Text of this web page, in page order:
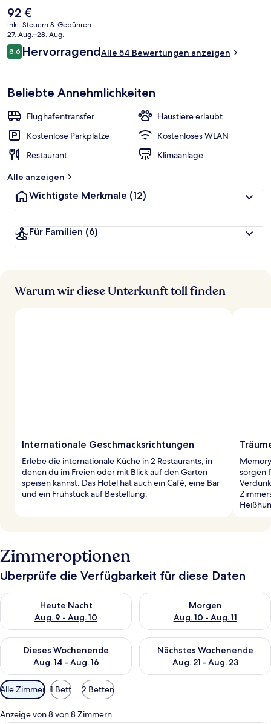
weiteren Annehmlichkeiten dieses Hotels im luxuriösen Stil gehören
eine Snackbar, eine Terrasse und ein Garten.
Der
aktuelle
Preis
beträgt
92 €.
92 €
inkl. Steuern & Gebühren
27. Aug.–28. Aug.
Bewertungen
8,68,6 von 10.
HervorragendAlle 54 Bewertungen anzeigen
Beliebte Annehmlichkeiten
Flughafentransfer
Haustiere erlaubt
Kostenlose Parkplätze
Kostenloses WLAN
Restaurant
Klimaanlage
Alle anzeigen
Wichtigste Merkmale (12)
Für Familien (6)
Warum wir diese Unterkunft toll finden
Internationale Geschmacksrichtungen
Erlebe die internationale Küche in 2 Restaurants, in
denen du im Freien oder mit Blick auf den Garten
speisen kannst. Das Hotel hat auch ein Café, eine Bar
und ein Frühstück auf Bestellung.
sorgen
Zimmeroptionen
Überprüfe die Verfügbarkeit für diese Daten
Heute Nacht
Aug. 9 - Aug. 10
Überprüfe die Verfügbarkeit für heute Nacht, Aug. 9 - Aug.
Morgen
Aug. 10 - Aug. 11
Überprüfe die Verfügbarkeit
Dieses Wochenende
Aug. 14 - Aug. 16
Überprüfe die Verfügbarkeit für dieses Wochenende, Aug. 14
Nächstes Wochenende
Aug. 21 - Aug. 23
Überprüfe die Verfügbarkeit
Verfügbare
Filter
für
Alle Zimmer 1 Bett 2 Betten
Anzeige von 8 von 8 Zimmern